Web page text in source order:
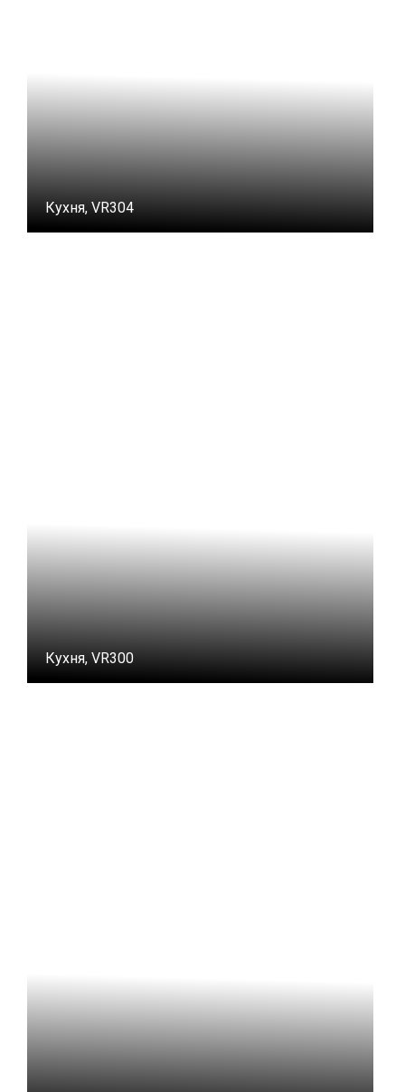
Кухня, VR304
Кухня, VR300